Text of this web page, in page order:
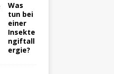
Was
tun bei
einer
Insekte
ngiftall
ergie?